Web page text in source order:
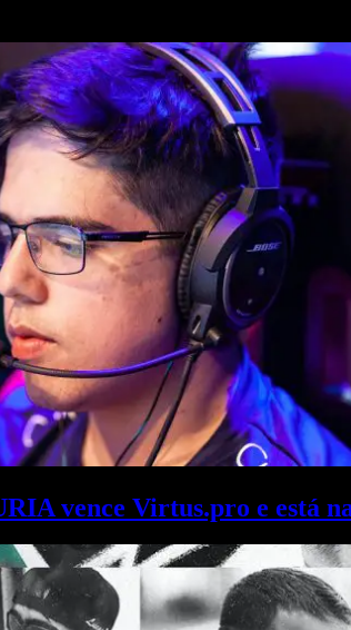
vence Virtus.pro e está